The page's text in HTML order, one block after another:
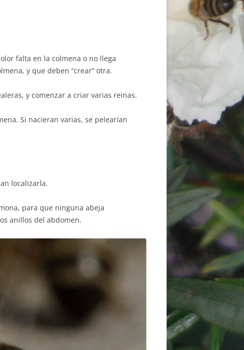
falta en la colmena o no llega
y que deben “crear” otra.
y comenzar a criar varias reinas.
Si nacieran varias, se pelearían
localizarla.
para que ninguna abeja
anillos del abdomen.